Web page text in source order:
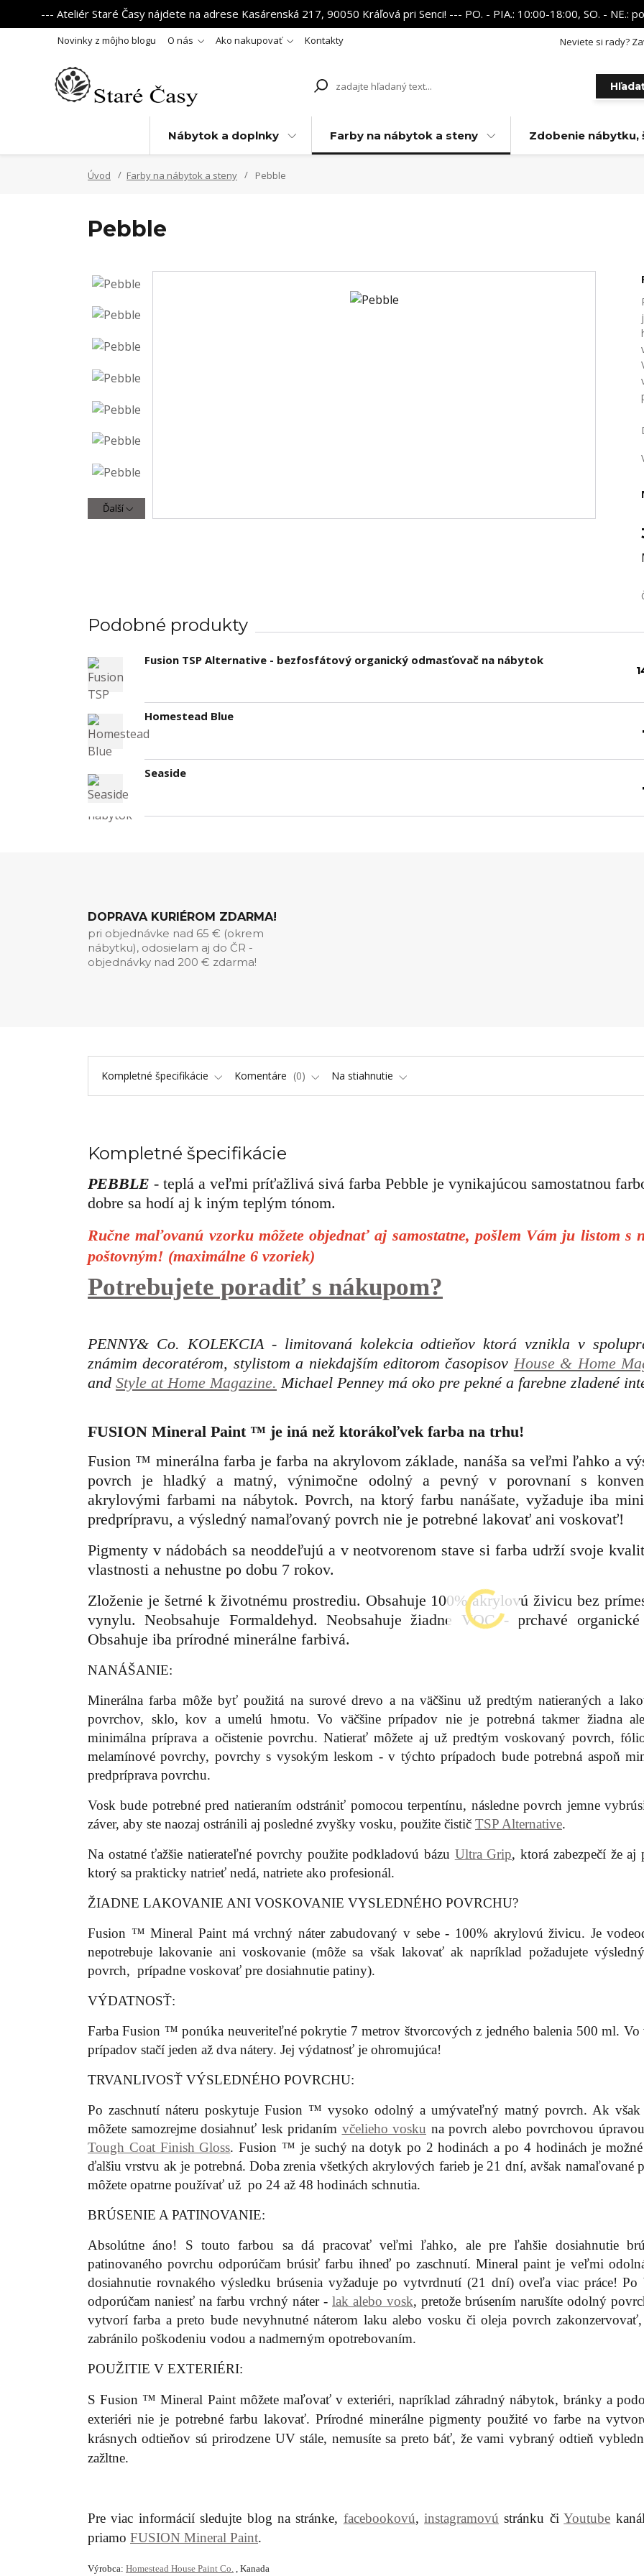
--- Ateliér Staré Časy nájdete na adrese Kasárenská 217, 90050 Kráľová pri Senci! --- PO. - PIA.: 10:00-18:00, SO. -
Novinky z môjho blogu O nás Ako nakupovať Kontakty Neviete si rady?
Nábytok a doplnky Farby na nábytok a steny Zdobenie nábytku,
Úvod Farby na nábytok a steny Pebble
Pebble
Ďalší
Podobné produkty
Fusion TSP Alternative - bezfosfátový organický odmasťovač na nábytok
Homestead Blue
Seaside
DOPRAVA KURIÉROM ZDARMA!
pri objednávke nad 65 € (okrem
nábytku), odosielam aj do ČR -
objednávky nad 200 € zdarma!
Kompletné špecifikácie Komentáre 0 Na stiahnutie
Kompletné špecifikácie
PEBBLE - teplá a veľmi príťažlivá sivá farba Pebble je vynikajúcou samostatnou
dobre sa hodí aj k iným teplým tónom.
Ručne maľovanú vzorku môžete objednať aj samostatne, pošlem Vám ju listom s
poštovným! (maximálne 6 vzoriek)
Potrebujete poradiť s nákupom?
PENNY& Co. KOLEKCIA - limitovaná kolekcia odtieňov ktorá vznikla v
známim decoratérom, stylistom a niekdajším editorom časopisov House & Home
and Style at Home Magazine. Michael Penney má oko pre pekné a farebne zladené
FUSION Mineral Paint ™ je iná než ktorákoľvek farba na trhu!
Fusion ™ minerálna farba je farba na akrylovom základe, nanáša sa veľmi ľahko a
povrch je hladký a matný, výnimočne odolný a pevný v porovnaní s
akrylovými farbami na nábytok. Povrch, na ktorý farbu nanášate, vyžaduje iba
predprípravu, a výsledný namaľovaný povrch nie je potrebné lakovať ani voskovať!
Pigmenty v nádobách sa neoddeľujú a v neotvorenom stave si farba udrží svoje
vlastnosti a nehustne po dobu 7 rokov.
Zloženie je šetrné k životnému prostrediu. Obsahuje 100% akrylovú živicu bez
vynylu. Neobsahuje Formaldehyd. Neobsahuje žiadne VOC - prchavé
Obsahuje iba prírodné minerálne farbivá.
NANÁŠANIE:
Minerálna farba môže byť použitá na surové drevo a na väčšinu už predtým natieraných a
povrchov, sklo, kov a umelú hmotu. Vo väčšine prípadov nie je potrebná takmer žiadna
minimálna príprava a očistenie povrchu. Natierať môžete aj už predtým voskovaný povrch,
melamínové povrchy, povrchy s vysokým leskom - v týchto prípadoch bude potrebná aspoň
predpríprava povrchu.
Vosk bude potrebné pred natieraním odstrániť pomocou terpentínu, následne povrch jemne
záver, aby ste naozaj ostránili aj posledné zvyšky vosku, použite čistič TSP Alternative.
Na ostatné ťažšie natierateľné povrchy použite podkladovú bázu Ultra Grip, ktorá zabezpečí že aj
ktorý sa prakticky natrieť nedá, natriete ako profesionál.
ŽIADNE LAKOVANIE ANI VOSKOVANIE VYSLEDNÉHO POVRCHU?
Fusion ™ Mineral Paint má vrchný náter zabudovaný v sebe - 100% akrylovú živicu. Je
nepotrebuje lakovanie ani voskovanie (môže sa však lakovať ak napríklad požadujete
povrch, prípadne voskovať pre dosiahnutie patiny).
VÝDATNOSŤ:
Farba Fusion ™ ponúka neuveriteľné pokrytie 7 metrov štvorcových z jedného balenia 500 ml. Vo
prípadov stačí jeden až dva nátery. Jej výdatnosť je ohromujúca!
TRVANLIVOSŤ VÝSLEDNÉHO POVRCHU:
Po zaschnutí náteru poskytuje Fusion ™ vysoko odolný a umývateľný matný povrch. Ak však
môžete samozrejme dosiahnuť lesk pridaním včelieho vosku na povrch alebo povrchovou
Tough Coat Finish Gloss. Fusion ™ je suchý na dotyk po 2 hodinách a po 4 hodinách je
ďalšiu vrstvu ak je potrebná. Doba zrenia všetkých akrylových farieb je 21 dní, avšak namaľované
môžete opatrne používať už po 24 až 48 hodinách schnutia.
BRÚSENIE A PATINOVANIE:
Absolútne áno! S touto farbou sa dá pracovať veľmi ľahko, ale pre ľahšie dosiahnutie
patinovaného povrchu odporúčam brúsiť farbu ihneď po zaschnutí. Mineral paint je veľmi
dosiahnutie rovnakého výsledku brúsenia vyžaduje po vytvrdnutí (21 dní) oveľa viac práce! Po
odporúčam naniesť na farbu vrchný náter - lak alebo vosk, pretože brúsením narušíte odolný
vytvorí farba a preto bude nevyhnutné náterom laku alebo vosku či oleja povrch
zabránilo poškodeniu vodou a nadmerným opotrebovaním.
POUŽITIE V EXTERIÉRI:
S Fusion ™ Mineral Paint môžete maľovať v exteriéri, napríklad záhradný nábytok, bránky a
exteriéri nie je potrebné farbu lakovať. Prírodné minerálne pigmenty použité vo farbe na
krásnych odtieňov sú prirodzene UV stále, nemusíte sa preto báť, že vami vybraný odtieň
zažltne.
Pre viac informácií sledujte blog na stránke, facebookovú,instagramovú stránku čiYoutube
priamo FUSION Mineral Paint.
Výrobca: Homestead House Paint Co. , Kanada